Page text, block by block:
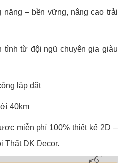
năng – bền vững, nâng cao trải
tình từ đội ngũ chuyên gia giàu
lắp đặt
40km
miễn phí 100% thiết kế 2D –
Thất DK Decor.